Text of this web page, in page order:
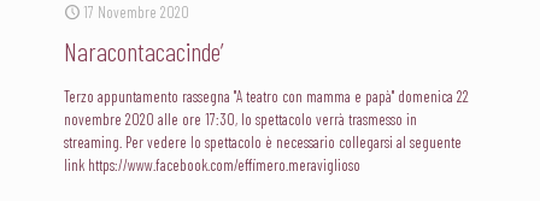
17 Novembre 2020
Naracontacacinde’
Terzo appuntamento rassegna "A teatro con mamma e papà" domenica 22
novembre 2020 alle ore 17:30, lo spettacolo verrà trasmesso in
streaming. Per vedere lo spettacolo è necessario collegarsi al seguente
link https://www.facebook.com/effimero.meraviglioso